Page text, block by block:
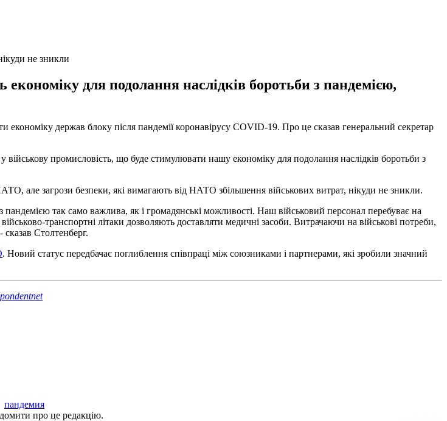
не зникли
для подолання наслідків боротьби з пандемією,
держав блоку після пандемії коронавірусу COVID-19. Про це сказав генеральний секретар
військову промисловість, що буде стимулювати нашу економіку для подолання наслідків боротьби з
але загрози безпеки, які вимагають від НАТО збільшення військових витрат, нікуди не зникли.
так само важлива, як і громадянські можливості. Наш військовий персонал перебуває на
транспортні літаки дозволяють доставляти медичні засоби. Витрачаючи на військові потреби,
Столтенберг.
. Новий статус передбачає поглиблення співпраці між союзниками і партнерами, які зробили значний
пандемия
про це редакцію.